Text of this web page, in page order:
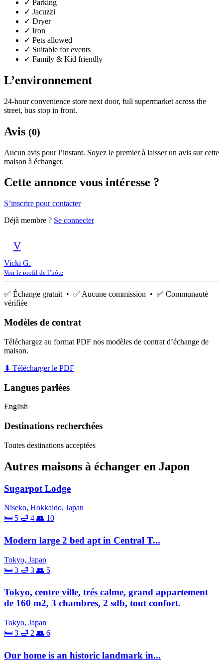
✓ Parking
✓ Jacuzzi
✓ Dryer
✓ Iron
✓ Pets allowed
✓ Suitable for events
✓ Family & Kid friendly
L’environnement
24-hour convenience store next door, full supermarket across the
street, bus stop in front.
Avis (0)
Aucun avis pour l’instant. Soyez le premier à laisser un avis sur cette
maison à échanger.
Cette annonce vous intéresse ?
S’inscrire pour contacter
Déjà membre ? Se connecter
V
Vicki G.
Voir le profil de l’hôte
✅ Échange gratuit • ✅ Aucune commission • ✅ Communauté
vérifiée
Modèles de contrat
Téléchargez au format PDF nos modèles de contrat d’échange de
maison.
⬇ Télécharger le PDF
Langues parlées
English
Destinations recherchées
Toutes destinations acceptées
Autres maisons à échanger en Japon
Sugarpot Lodge
Niseko, Hokkaido, Japan
🛏 5 🛁 4 👥 10
Modern large 2 bed apt in Central T...
Tokyo, Japan
🛏 3 🛁 3 👥 5
Tokyo, centre ville, trés calme, grand appartement
de 160 m2, 3 chambres, 2 sdb, tout confort.
Tokyo, Japan
🛏 3 🛁 2 👥 6
Our home is an historic landmark in...